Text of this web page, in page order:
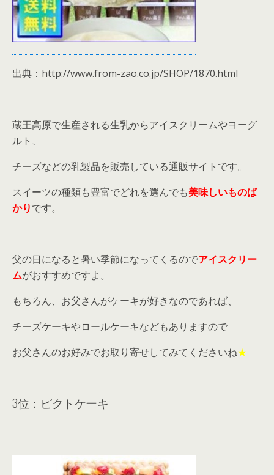
出典：http://www.from-zao.co.jp/SHOP/1870.html
蔵王高原で生産される生乳からアイスクリームやヨーグ
ルト、
チーズなどの乳製品を販売している通販サイトです。
スイーツの種類も豊富でどれを選んでも美味しいものば
かりです。
父の日になると暑い季節になってくるのでアイスクリー
ムがおすすめですよ。
もちろん、お父さんがケーキが好きなのであれば、
チーズケーキやロールケーキなどもありますので
お父さんのお好みでお取り寄せしてみてくださいね★
3位：ピクトケーキ